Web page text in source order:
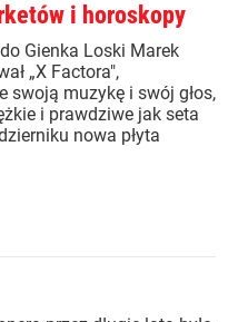
i horoskopy
Gienka Loski Marek
„X Factora",
swoją muzykę i swój głos,
i prawdziwe jak seta
nowa płyta